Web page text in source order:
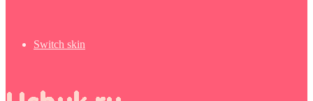
Switch skin